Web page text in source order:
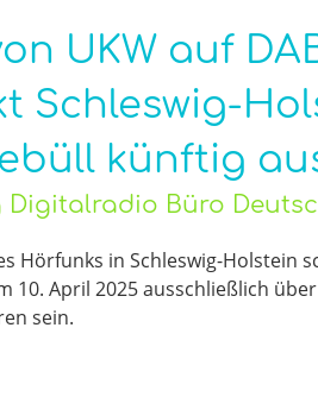
UKW auf
Schleswig-
künftig
Digitalradio Büro
Hörfunks in Schleswig-Holstein
10. April 2025 ausschließlich
sein.